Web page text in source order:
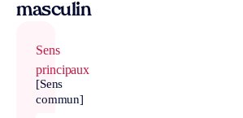
masculin
Sens
principaux
[Sens
commun]